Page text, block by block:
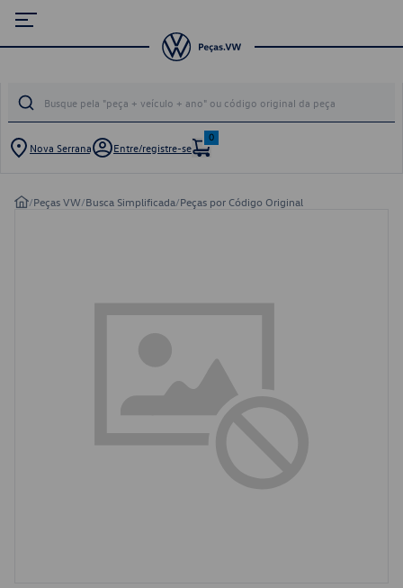
Nova Serrana Entre/registre-se
0
/Peças VW/Busca Simplificada/Peças por Código Original